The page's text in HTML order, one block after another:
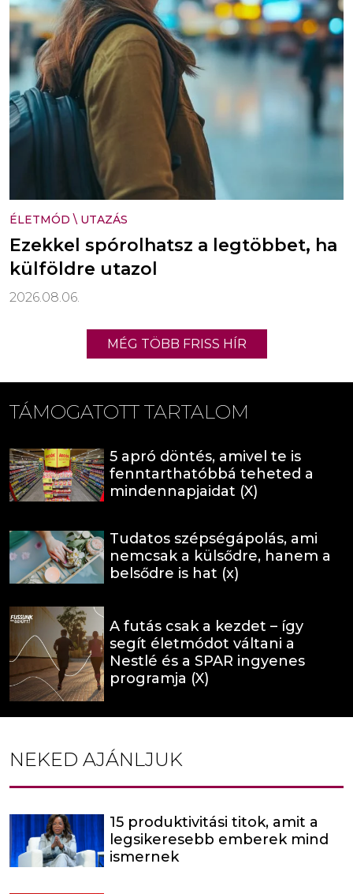
ÉLETMÓD \ UTAZÁS
Ezekkel spórolhatsz a legtöbbet, ha
külföldre utazol
2026.08.06.
MÉG TÖBB FRISS HÍR
TÁMOGATOTT TARTALOM
5 apró döntés, amivel te is
fenntarthatóbbá teheted a
mindennapjaidat (X)
Tudatos szépségápolás, ami
nemcsak a külsődre, hanem a
belsődre is hat (x)
A futás csak a kezdet – így
segít életmódot váltani a
Nestlé és a SPAR ingyenes
programja (X)
NEKED AJÁNLJUK
15 produktivitási titok, amit a
legsikeresebb emberek mind
ismernek